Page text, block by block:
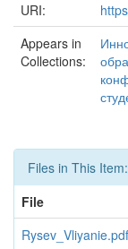
URI:
Appears in
Collections:
Files in This Item:
File
Rysev_Vliyanie.pdf